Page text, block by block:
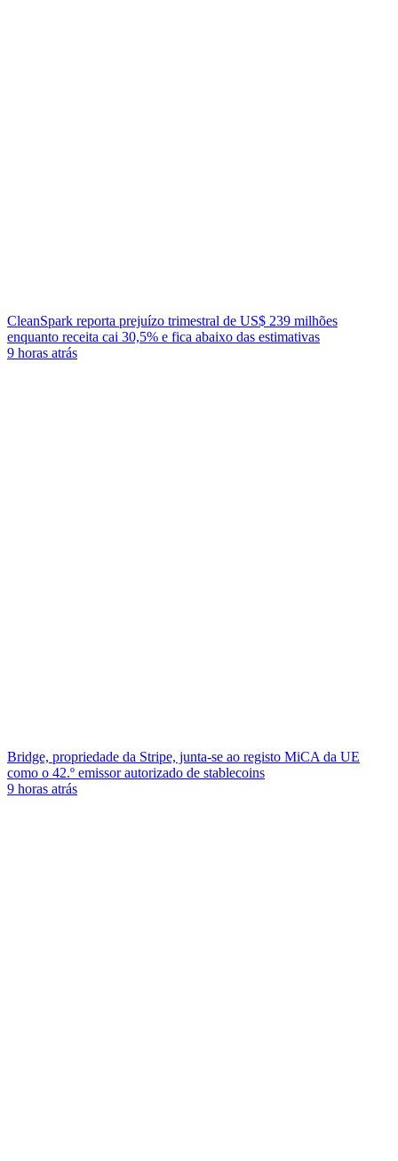
CleanSpark reporta prejuízo trimestral de US$ 239 milhões
enquanto receita cai 30,5% e fica abaixo das estimativas
9 horas atrás
Bridge, propriedade da Stripe, junta-se ao registo MiCA da UE
como o 42.º emissor autorizado de stablecoins
9 horas atrás